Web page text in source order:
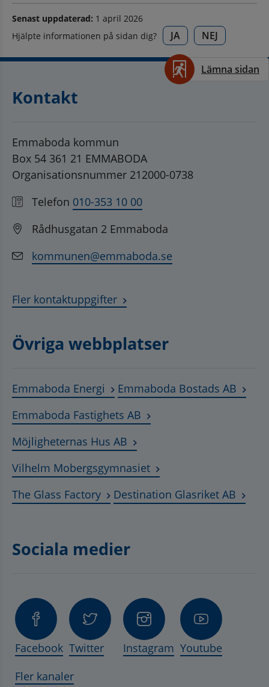
Senast uppdaterad: 1 april 2026
Hjälpte informationen på sidan dig?
JA NEJ
Lämna sidan
Kontakt
Emmaboda kommun
Box 54 361 21 EMMABODA
Organisationsnummer 212000-0738
Telefon 010-353 10 00
Rådhusgatan 2 Emmaboda
kommunen@emmaboda.se
Fler kontaktuppgifter
Övriga webbplatser
Emmaboda Energi Länk till annan webbplats,
Emmaboda Bostads AB
Emmaboda Fastighets AB Länk till annan
Möjligheternas Hus AB Länk till annan webbplats,
Vilhelm MobergsgymnasietLänk till annan
The Glass FactoryLänk till annan webbplats,
Destination Glasriket AB
Sociala medier
Facebook Twitter Instagram Youtube
Fler kanaler